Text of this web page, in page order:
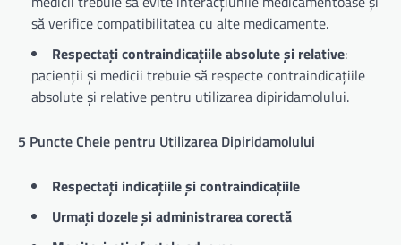
să verifice compatibilitatea cu alte medicamente.
Respectați contraindicațiile absolute și relative:
pacienții și medicii trebuie să respecte contraindicațiile
absolute și relative pentru utilizarea dipiridamolului.
5 Puncte Cheie pentru Utilizarea Dipiridamolului
Respectați indicațiile și contraindicațiile
Urmați dozele și administrarea corectă